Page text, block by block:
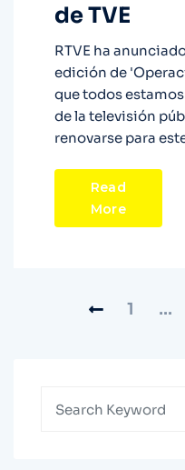
de TVE
RTVE ha
edición de
que todos
de la televisión
renovarse para
Read
More
1 …